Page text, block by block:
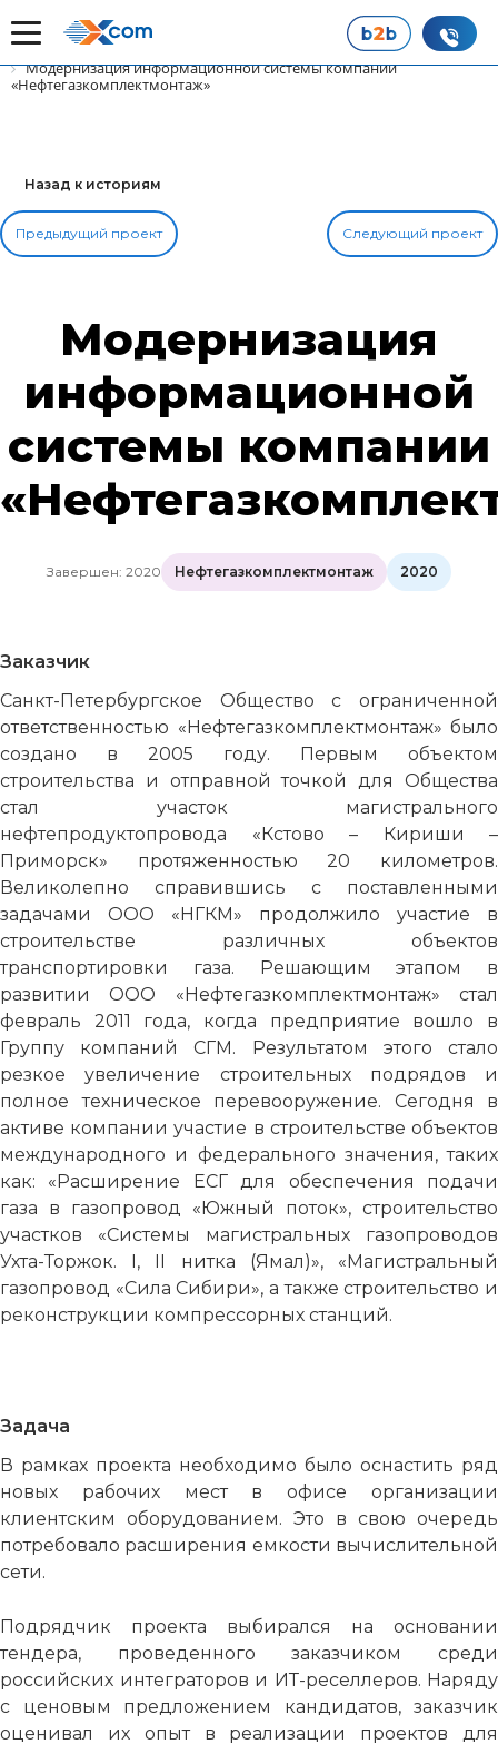
Главная
Наши истории успеха
Модернизация информационной системы компании
«Нефтегазкомплектмонтаж»
Назад к историям
Предыдущий проект Следующий проект
Модернизация
информационной
системы компании
Завершен: 2020 Нефтегазкомплектмонтаж 2020
Заказчик
Санкт-Петербургское Общество с ограниченной
ответственностью «Нефтегазкомплектмонтаж» было
создано в 2005 году. Первым объектом
строительства и отправной точкой для Общества
стал участок магистрального
нефтепродуктопровода «Кстово – Кириши –
Приморск» протяженностью 20 километров.
Великолепно справившись с поставленными
задачами ООО «НГКМ» продолжило участие в
строительстве различных объектов
транспортировки газа. Решающим этапом в
развитии ООО «Нефтегазкомплектмонтаж» стал
февраль 2011 года, когда предприятие вошло в
Группу компаний СГМ. Результатом этого стало
резкое увеличение строительных подрядов и
полное техническое перевооружение. Сегодня в
активе компании участие в строительстве объектов
международного и федерального значения, таких
как: «Расширение ЕСГ для обеспечения подачи
газа в газопровод «Южный поток», строительство
участков «Системы магистральных газопроводов
Ухта-Торжок. I, II нитка (Ямал)», «Магистральный
газопровод «Сила Сибири», а также строительство и
реконструкции компрессорных станций.
Задача
В рамках проекта необходимо было оснастить ряд
новых рабочих мест в офисе организации
клиентским оборудованием. Это в свою очередь
потребовало расширения емкости вычислительной
сети.
Подрядчик проекта выбирался на основании
тендера, проведенного заказчиком среди
российских интеграторов и ИТ-реселлеров. Наряду
с ценовым предложением кандидатов, заказчик
оценивал их опыт в реализации проектов для